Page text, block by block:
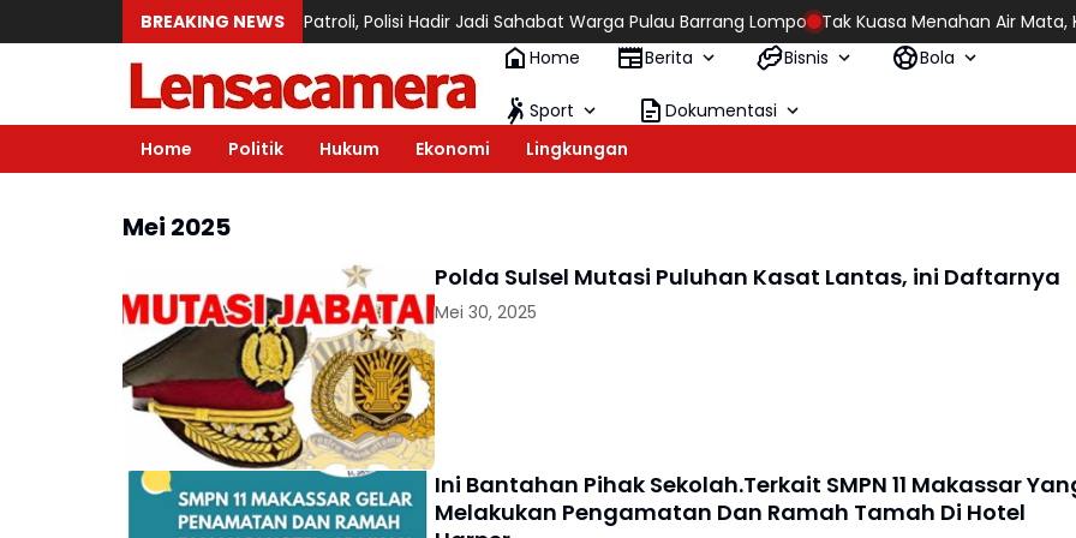
BREAKING NEWS
Tak Sekadar Patroli, Polisi Hadir Jadi Sahabat Warga Pulau Barrang Lompo Tak Kuasa Menahan Air Mata, Kebijakan
Home
Berita Bisnis Bola
Sport
Dokumentasi
Home
Politik Hukum Ekonomi Lingkungan
Mei 2025
Polda Sulsel Mutasi Puluhan Kasat Lantas, ini Daftarnya
Mei 30, 2025
Ini Bantahan Pihak Sekolah.Terkait SMPN 11 Makassar
Melakukan Pengamatan Dan Ramah Tamah Di Hotel